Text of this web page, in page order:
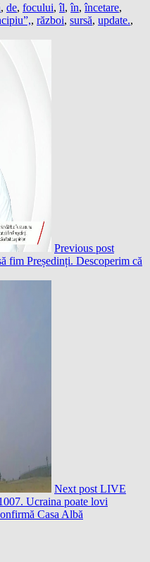
, de, focului,îl,în,încetare,
, război, sursă, update.,
Previous post
fim Președinți. Descoperim că
Next post LIVE
Ucraina poate lovi
Casa Albă